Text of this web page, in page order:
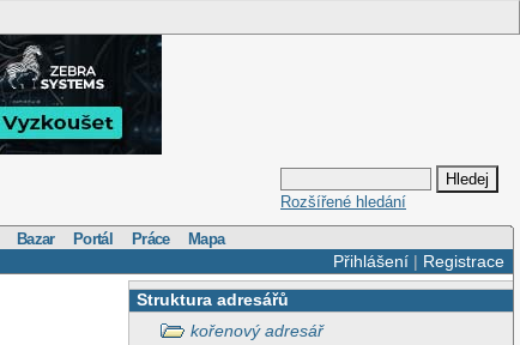
Rozšířené hledání
Bazar Portál Práce Mapa
Přihlášení| Registrace
Struktura adresářů
kořenový adresář